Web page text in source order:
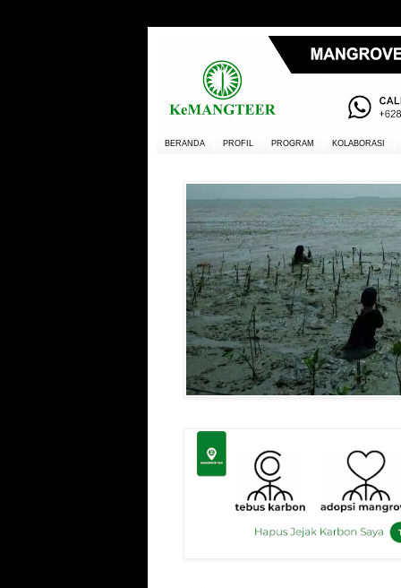
BERANDA PROFIL PROGRAM KOLABORASI